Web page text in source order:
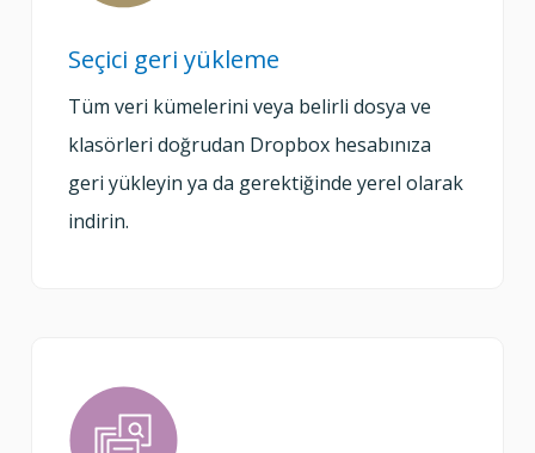
Seçici geri yükleme
Tüm veri kümelerini veya belirli dosya ve
klasörleri doğrudan Dropbox hesabınıza
geri yükleyin ya da gerektiğinde yerel olarak
indirin.